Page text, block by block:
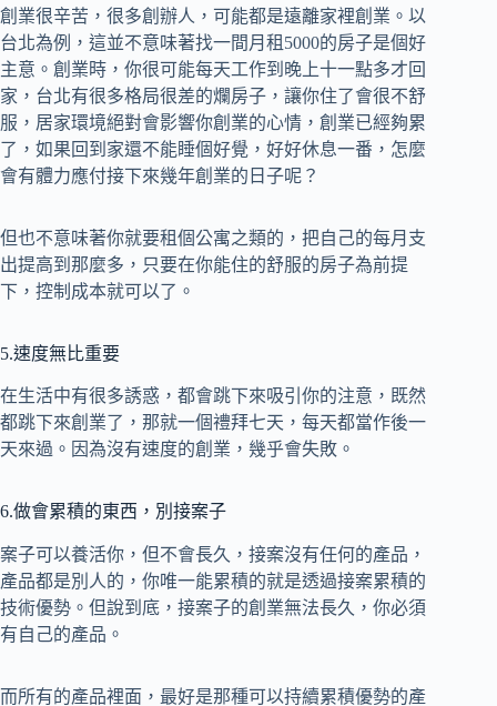
創業很辛苦，很多創辦人，可能都是遠離家裡創業。以
台北為例，這並不意味著找一間月租5000的房子是個好
主意。創業時，你很可能每天工作到晚上十一點多才回
家，台北有很多格局很差的爛房子，讓你住了會很不舒
服，居家環境絕對會影響你創業的心情，創業已經夠累
了，如果回到家還不能睡個好覺，好好休息一番，怎麼
會有體力應付接下來幾年創業的日子呢？
但也不意味著你就要租個公寓之類的，把自己的每月支
出提高到那麼多，只要在你能住的舒服的房子為前提
下，控制成本就可以了。
5.速度無比重要
在生活中有很多誘惑，都會跳下來吸引你的注意，既然
都跳下來創業了，那就一個禮拜七天，每天都當作後一
天來過。因為沒有速度的創業，幾乎會失敗。
6.做會累積的東西，別接案子
案子可以養活你，但不會長久，接案沒有任何的產品，
產品都是別人的，你唯一能累積的就是透過接案累積的
技術優勢。但說到底，接案子的創業無法長久，你必須
有自己的產品。
而所有的產品裡面，最好是那種可以持續累積優勢的產